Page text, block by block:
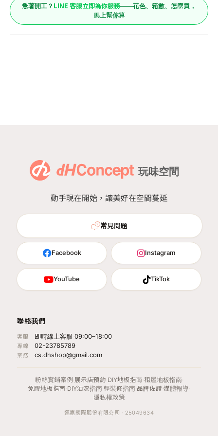
急著開工？ LINE 客服立即為你服務——花色、箱數、怎麼買，
馬上幫你算
動手現在開始，讓美好在空間蔓延
常見問題
Facebook Instagram
YouTube TikTok
聯絡我們
客服 即時線上客服 09:00–18:00
專線 02-23785789
業務 cs.dhshop@gmail.com
粉絲實鋪案例 ·展示店預約·DIY地板指南 ·租屋地板指南·
免膠地板指南 ·DIY油漆指南·輕裝修指南·品牌佐證·媒體報導·
隱私權政策
運嘉國際股份有限公司 · 25049634